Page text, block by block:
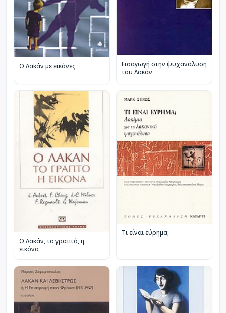
Ο Λακάν με εικόνες
Εισαγωγή στην ψυχανάλυση
του Λακάν
Ο Λακάν, το γραπτό, η
εικόνα
Τι είναι εύρημα;